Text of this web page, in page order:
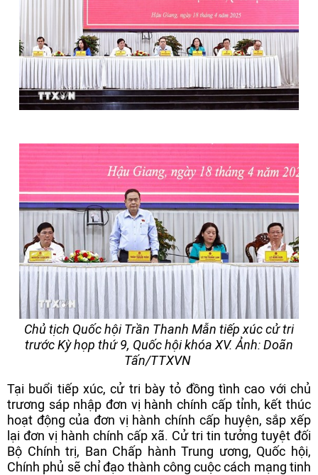
Chủ tịch Quốc hội Trần Thanh Mẫn tiếp xúc cử tri
trước Kỳ họp thứ 9, Quốc hội khóa XV. Ảnh: Doãn
Tấn/TTXVN
Tại buổi tiếp xúc, cử tri bày tỏ đồng tình cao với chủ
trương sáp nhập đơn vị hành chính cấp tỉnh, kết thúc
hoạt động của đơn vị hành chính cấp huyện, sắp xếp
lại đơn vị hành chính cấp xã. Cử tri tin tưởng tuyệt đối
Bộ Chính trị, Ban Chấp hành Trung ương, Quốc hội,
Chính phủ sẽ chỉ đạo thành công cuộc cách mạng tinh